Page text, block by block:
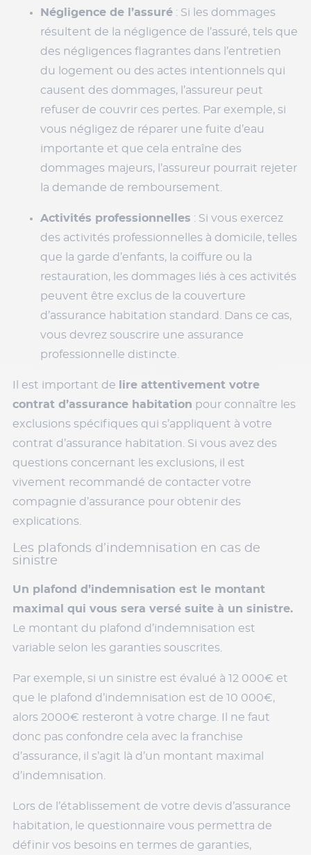
Négligence de l’assuré : Si les dommages
résultent de la négligence de l’assuré, tels que
des négligences flagrantes dans l’entretien
du logement ou des actes intentionnels qui
causent des dommages, l’assureur peut
refuser de couvrir ces pertes. Par exemple, si
vous négligez de réparer une fuite d’eau
importante et que cela entraîne des
dommages majeurs, l’assureur pourrait rejeter
la demande de remboursement.
Activités professionnelles : Si vous exercez
des activités professionnelles à domicile, telles
que la garde d’enfants, la coiffure ou la
restauration, les dommages liés à ces activités
peuvent être exclus de la couverture
d’assurance habitation standard. Dans ce cas,
vous devrez souscrire une assurance
professionnelle distincte.
Il est important de
lire attentivement votre
contrat d’assurance habitation pour connaître les
exclusions spécifiques qui s’appliquent à votre
contrat d’assurance habitation. Si vous avez des
questions concernant les exclusions, il est
vivement recommandé de contacter votre
compagnie d’assurance pour obtenir des
explications.
Les plafonds d’indemnisation en cas de
sinistre
Un plafond d’indemnisation est le montant
maximal qui vous sera versé suite à un sinistre.
Le montant du plafond d’indemnisation est
variable selon les garanties souscrites.
Par exemple, si un sinistre est évalué à 12 000€ et
que le plafond d’indemnisation est de 10 000€,
alors 2000€ resteront à votre charge. Il ne faut
donc pas confondre cela avec la franchise
d’assurance, il s’agit là d’un montant maximal
d’indemnisation.
Lors de l’établissement de votre devis d’assurance
habitation, le questionnaire vous permettra de
définir vos besoins en termes de garanties,